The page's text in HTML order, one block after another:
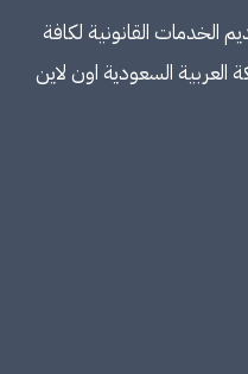
الخدمات القانونية لكافة
العربية السعودية اون لاين